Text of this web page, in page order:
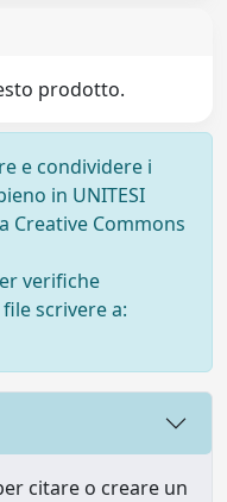
prodotto.
e condividere i
in UNITESI
Creative Commons
verifiche
scrivere a:
citare o creare un